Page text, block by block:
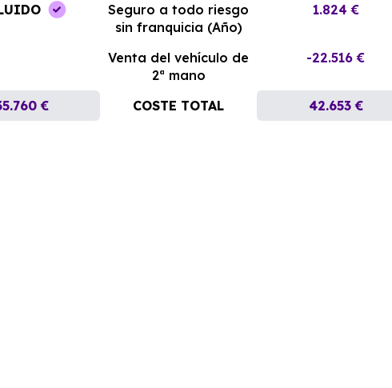
Seguro a todo riesgo
sin franquicia (Año)
1.824 €
Venta del vehículo de
2ª mano
-22.516 €
€ COSTE TOTAL 42.653 €